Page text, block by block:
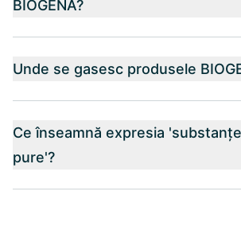
BIOGENA?
Unde se gasesc produsele
Ce înseamnă expresia 'substanțe
pure'?